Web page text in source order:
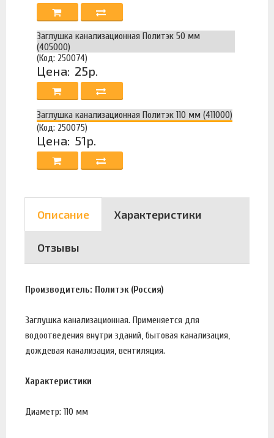
Заглушка канализационная Политэк 50 мм
(405000)
(Код: 250074)
Цена: 25р.
Заглушка канализационная Политэк 110 мм (411000)
(Код: 250075)
Цена: 51р.
Описание Характеристики
Отзывы
Производитель: Политэк (Россия)
Заглушка канализационная. Применяется для
водоотведения внутри зданий, бытовая канализация,
дождевая канализация, вентиляция.
Характеристики
Диаметр: 110 мм